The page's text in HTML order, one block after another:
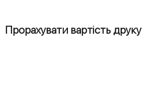
Прорахувати вартість друку